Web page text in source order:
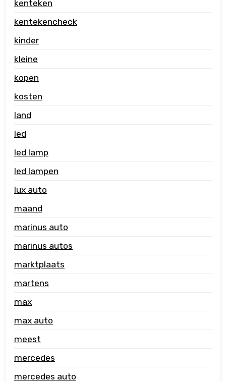
kenteken
kentekencheck
kinder
kleine
kopen
kosten
land
led
led lamp
led lampen
lux auto
maand
marinus auto
marinus autos
marktplaats
martens
max
max auto
meest
mercedes
mercedes auto